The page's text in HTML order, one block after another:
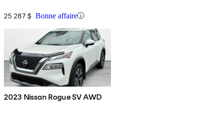
25 287 $ Bonne affaire
2023 Nissan Rogue SV AWD